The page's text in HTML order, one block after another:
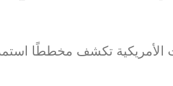
الأمريكية تكشف مخططًا